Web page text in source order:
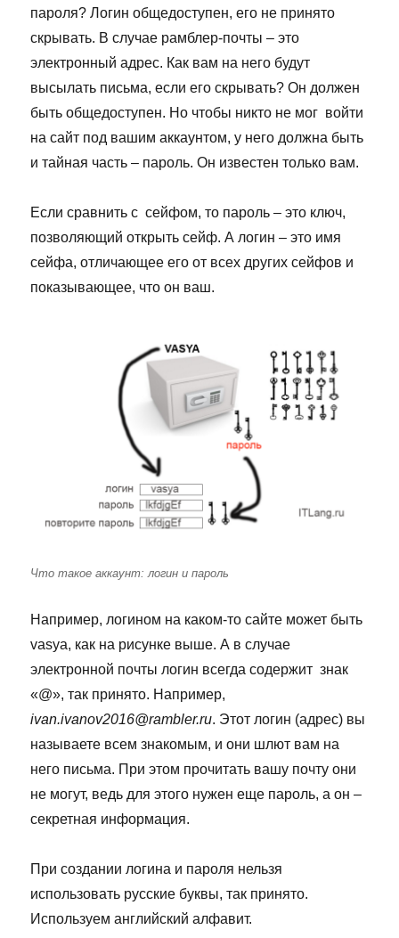
пароля? Логин общедоступен, его не принято
скрывать. В случае рамблер-почты – это
электронный адрес. Как вам на него будут
высылать письма, если его скрывать? Он должен
быть общедоступен. Но чтобы никто не мог войти
на сайт под вашим аккаунтом, у него должна быть
и тайная часть – пароль. Он известен только вам.
Если сравнить с сейфом, то пароль – это ключ,
позволяющий открыть сейф. А логин – это имя
сейфа, отличающее его от всех других сейфов и
показывающее, что он ваш.
Что такое аккаунт: логин и пароль
Например, логином на каком-то сайте может быть
vasya, как на рисунке выше. А в случае
электронной почты логин всегда содержит знак
«@», так принято. Например,
ivan.ivanov2016@rambler.ru. Этот логин (адрес) вы
называете всем знакомым, и они шлют вам на
него письма. При этом прочитать вашу почту они
не могут, ведь для этого нужен еще пароль, а он –
секретная информация.
При создании логина и пароля нельзя
использовать русские буквы, так принято.
Используем английский алфавит.